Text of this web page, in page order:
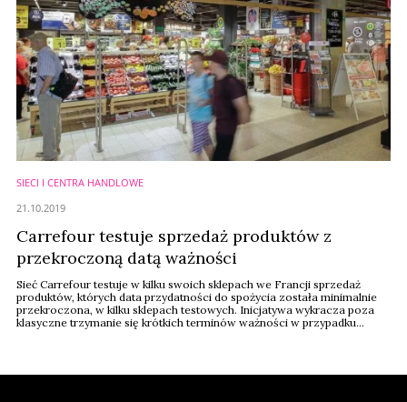
SIECI I CENTRA HANDLOWE
Carrefour testuje sprzedaż produktów z
przekroczoną datą ważności
Sieć Carrefour testuje w kilku swoich sklepach we Francji sprzedaż
produktów, których data przydatności do spożycia została minimalnie
przekroczona, w kilku sklepach testowych. Inicjatywa wykracza poza
klasyczne trzymanie się krótkich terminów ważności w przypadku
21.10.2019